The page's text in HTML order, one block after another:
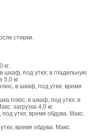
стирки.
шкаф, под утюг, в гладильную
кг.
в шкаф, под утюг, время
плюс, в шкаф, под утюг, в
загрузка 4,0 кг.
утюг, время обдува. Макс.
время обдува. Макс.